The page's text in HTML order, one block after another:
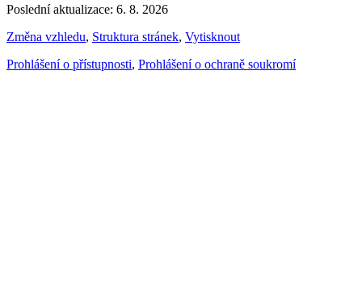
Poslední aktualizace: 6. 8. 2026
Změna vzhledu, Struktura stránek, Vytisknout
Prohlášení o přístupnosti, Prohlášení o ochraně soukromí